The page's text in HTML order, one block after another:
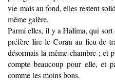
vie mais au fond, elles restent
même galère.
Parmi elles, il y a Halima, qui sort
préfère lire le Coran au lieu de
désormais la même chambre ; et
compte beaucoup pour elle, et
comme les moins bons.